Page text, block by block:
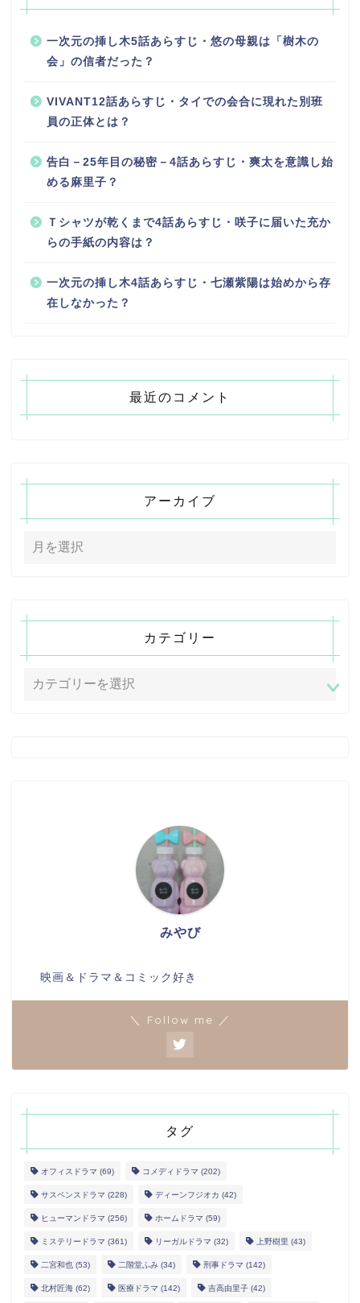
一次元の挿し木5話あらすじ・悠の母親は「樹木の
会」の信者だった？
VIVANT12話あらすじ・タイでの会合に現れた別班
員の正体とは？
告白－25年目の秘密－4話あらすじ・爽太を意識し始
める麻里子？
Ｔシャツが乾くまで4話あらすじ・咲子に届いた充か
らの手紙の内容は？
一次元の挿し木4話あらすじ・七瀬紫陽は始めから存
在しなかった？
最近のコメント
アーカイブ
カテゴリー
みやび
映画＆ドラマ＆コミック好き
＼ Follow me ／
タグ
オフィスドラマ (69) コメディドラマ (202)
サスペンスドラマ (228) ディーンフジオカ (42)
ヒューマンドラマ (256) ホームドラマ (59)
ミステリードラマ (361) リーガルドラマ (32) 上野樹里 (43)
二宮和也 (53) 二階堂ふみ (34) 刑事ドラマ (142)
北村匠海 (62) 医療ドラマ (142) 吉高由里子 (42)